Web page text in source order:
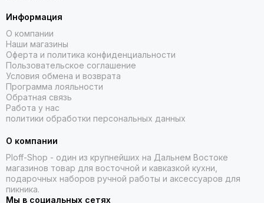
Информация
О компании
Наши магазины
Оферта и политика конфиденциальности
Пользовательское соглашение
Условия обмена и возврата
Программа лояльности
Обратная связь
Работа у нас
политики обработки персональных данных
О компании
Ploff-Shop - один из крупнейших на Дальнем Востоке
магазинов товар для восточной и кавказкой кухни,
подарочных наборов ручной работы и аксессуаров для
пикника.
Мы в социальных сетях